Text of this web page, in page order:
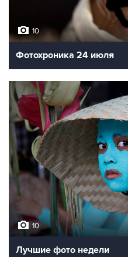
10
Фотохроника 24 июля
10
Лучшие фото недели